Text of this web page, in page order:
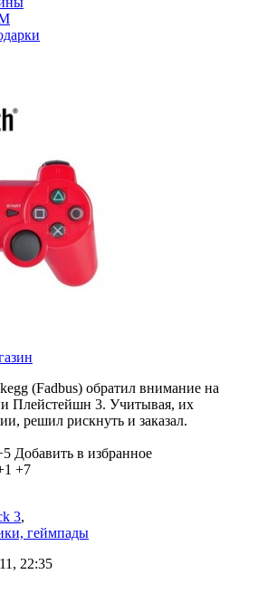
(Fadbus) обратил внимание на
Плейстейшн 3. Учитывая, их
решил рискнуть и заказал.
Добавить в избранное
+7
3,
геймпады
22:35